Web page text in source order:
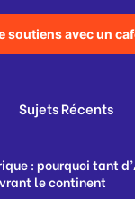
soutiens avec un
Sujets Récents
: pourquoi tant
le continent